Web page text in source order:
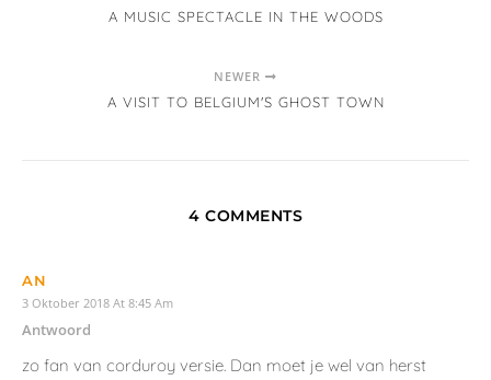
A MUSIC SPECTACLE IN THE WOODS
NEWER
A VISIT TO BELGIUM'S GHOST TOWN
4 COMMENTS
AN
3 Oktober 2018 At 8:45 Am
Antwoord
zo fan van corduroy versie. Dan moet je wel van herst